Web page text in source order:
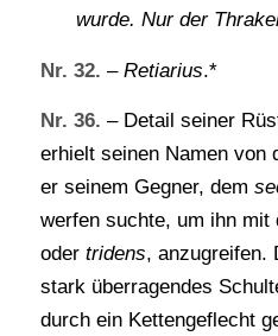
wurde. Nur der
Nr. 32. – Retiarius.*
Nr. 36. – Detail seiner
erhielt seinen Namen von
er seinem Gegner, dem
werfen suchte, um ihn mit
oder tridens, anzugreifen.
stark überragendes
durch ein Kettengeflecht